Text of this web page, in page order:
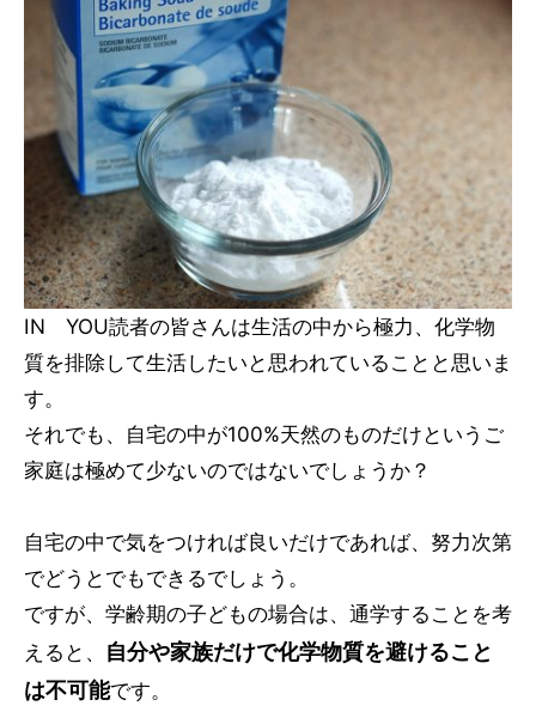
IN YOU読者の皆さんは生活の中から極力、化学物
質を排除して生活したいと思われていることと思いま
す。
それでも、自宅の中が100%天然のものだけというご
家庭は極めて少ないのではないでしょうか？
自宅の中で気をつければ良いだけであれば、努力次第
でどうとでもできるでしょう。
ですが、学齢期の子どもの場合は、通学することを考
えると、 自分や家族だけで化学物質を避けること
は不可能です。